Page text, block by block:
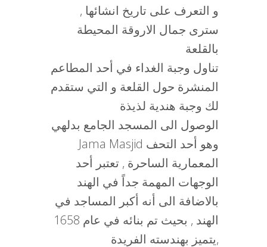
و التعرف على تاريخ انشائها ,
سترى جمال الاروقة المحيطة
بالقلعة
تناول وجبة الغداء في أحد المطاعم
المنشرة حول القلعة و التي ستقدم
لك وجبة هندية لذيذة
الوصول الى المسجد الجامع بدلهي
Jama Masjid وهو أحد التحف
المعمارية الساحرة , تعتبر أحد
الوجهات المهمة جداً في الهند
بالاضافة الى أنه أكبر المساجد في
الهند , بحيث تم بنائه في عام 1658
,يتميز بهندسته الفريدة